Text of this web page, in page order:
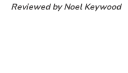
Reviewed by Noel Keywood